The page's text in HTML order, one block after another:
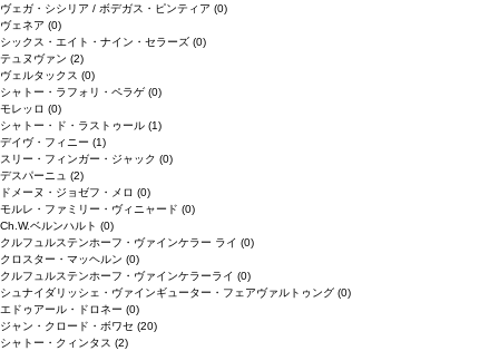
ヴェガ・シシリア / ボデガス・ピンティア (0)
ヴェネア (0)
シックス・エイト・ナイン・セラーズ (0)
テュヌヴァン (2)
ヴェルタックス (0)
シャトー・ラフォリ・ペラゲ (0)
モレッロ (0)
シャトー・ド・ラストゥール (1)
デイヴ・フィニー (1)
スリー・フィンガー・ジャック (0)
デスパーニュ (2)
ドメーヌ・ジョゼフ・メロ (0)
モルレ・ファミリー・ヴィニャード (0)
Ch.W.ベルンハルト (0)
クルフュルステンホーフ・ヴァインケラー ライ (0)
クロスター・マッヘルン (0)
クルフュルステンホーフ・ヴァインケラーライ (0)
シュナイダリッシェ・ヴァインギューター・フェアヴァルトゥング (0)
エドゥアール・ドロネー (0)
ジャン・クロード・ボワセ (20)
シャトー・クィンタス (2)